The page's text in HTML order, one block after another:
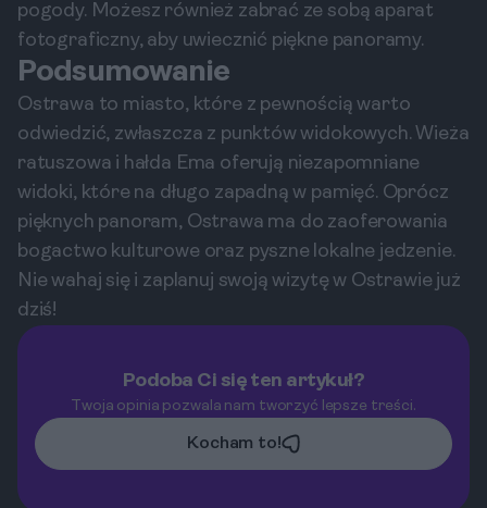
pogody. Możesz również zabrać ze sobą aparat
fotograficzny, aby uwiecznić piękne panoramy.
Podsumowanie
Ostrawa to miasto, które z pewnością warto
odwiedzić, zwłaszcza z punktów widokowych. Wieża
ratuszowa i hałda Ema oferują niezapomniane
widoki, które na długo zapadną w pamięć. Oprócz
pięknych panoram, Ostrawa ma do zaoferowania
bogactwo kulturowe oraz pyszne lokalne jedzenie.
Nie wahaj się i zaplanuj swoją wizytę w Ostrawie już
dziś!
Podoba Ci się ten artykuł?
Twoja opinia pozwala nam tworzyć lepsze treści.
Kocham to!